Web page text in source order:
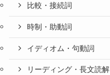
比較・接続詞
時制・助動詞
イディオム・句動詞
リーディング・長文読解